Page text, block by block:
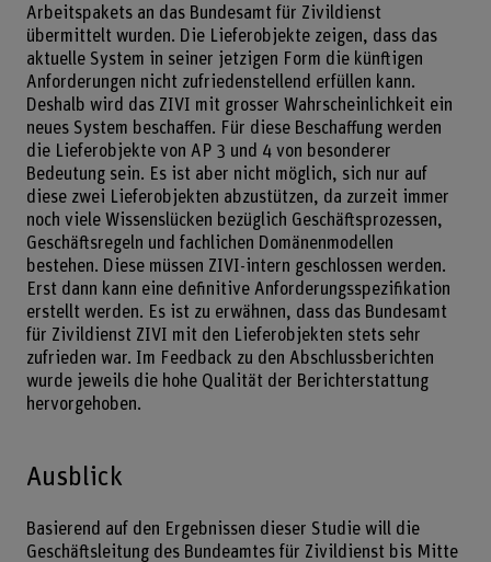
Arbeitspakets an das Bundesamt für Zivildienst
übermittelt wurden. Die Lieferobjekte zeigen, dass das
aktuelle System in seiner jetzigen Form die künftigen
Anforderungen nicht zufriedenstellend erfüllen kann.
Deshalb wird das ZIVI mit grosser Wahrscheinlichkeit ein
neues System beschaffen. Für diese Beschaffung werden
die Lieferobjekte von AP 3 und 4 von besonderer
Bedeutung sein. Es ist aber nicht möglich, sich nur auf
diese zwei Lieferobjekten abzustützen, da zurzeit immer
noch viele Wissenslücken bezüglich Geschäftsprozessen,
Geschäftsregeln und fachlichen Domänenmodellen
bestehen. Diese müssen ZIVI-intern geschlossen werden.
Erst dann kann eine definitive Anforderungsspezifikation
erstellt werden. Es ist zu erwähnen, dass das Bundesamt
für Zivildienst ZIVI mit den Lieferobjekten stets sehr
zufrieden war. Im Feedback zu den Abschlussberichten
wurde jeweils die hohe Qualität der Berichterstattung
hervorgehoben.
Ausblick
Basierend auf den Ergebnissen dieser Studie will die
Geschäftsleitung des Bundeamtes für Zivildienst bis Mitte